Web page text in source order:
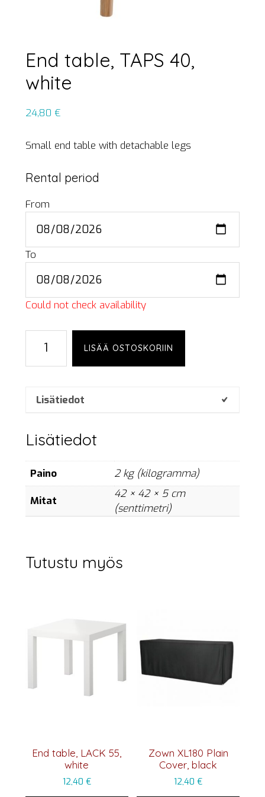
End table, TAPS 40,
white
24,80 €
Small end table with detachable legs
Rental period
From
To
Could not check availability
table,
TAPS
white
LISÄÄ OSTOSKORIIN
Lisätiedot
Lisätiedot
Paino
2 kg (kilogramma)
Mitat
42 × 42 × 5 cm
(senttimetri)
Tutustu myös
End table, LACK 55,
white
12,40 €
Zown XL180 Plain
Cover, black
12,40€